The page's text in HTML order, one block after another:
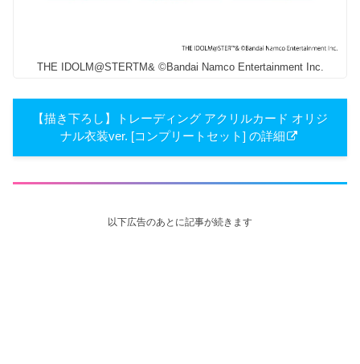
THE IDOLM@STERTM& ©Bandai Namco Entertainment Inc.
【描き下ろし】トレーディング アクリルカード オリジ
ナル衣装ver. [コンプリートセット] の詳細
以下広告のあとに記事が続きます